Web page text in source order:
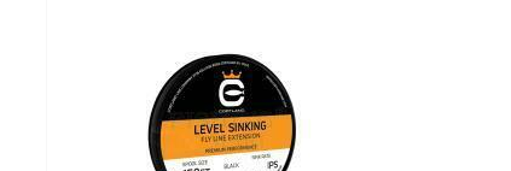
ZOBACZ PRODUKT